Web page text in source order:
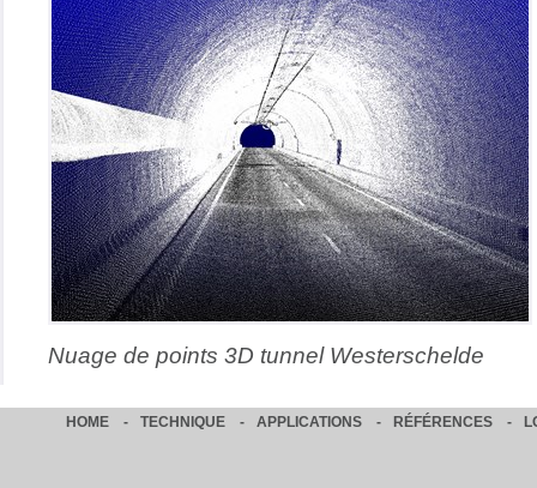
Nuage de points 3D tunnel Westerschelde
HOME - TECHNIQUE - APPLICATIONS - RÉFÉRENCES -